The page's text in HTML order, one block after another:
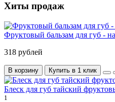
Хиты продаж
Фруктовый бальзам для губ -
318 рублей
В корзину Купить в 1 клик
Блеск для губ тайский
1